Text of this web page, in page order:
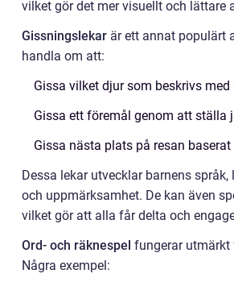
vilket gör det mer visuellt och lättare
Gissningslekar är ett annat populärt
handla om att:
Gissa vilket djur som beskrivs med
Gissa ett föremål genom att ställa
Gissa nästa plats på resan
Dessa lekar utvecklar barnens
och uppmärksamhet. De kan även
vilket gör att alla får delta och
Ord- och räknespel fungerar utmärkt
Några exempel: